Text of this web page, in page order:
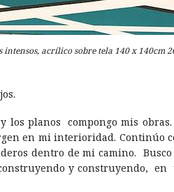
intensos, acrílico sobre tela 140 x 140cm
los planos compongo mis
en mi interioridad. Continúo
dentro de mi camino.
y construyendo,